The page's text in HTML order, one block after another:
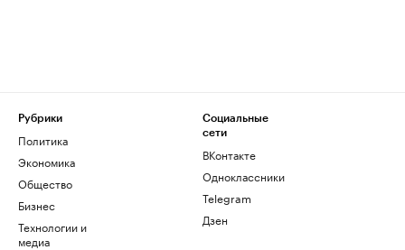
Рубрики
Политика
Экономика
Общество
Бизнес
Технологии и
медиа
Социальные
сети
ВКонтакте
Одноклассники
Telegram
Дзен